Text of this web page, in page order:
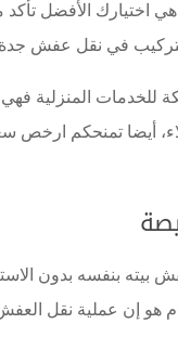
اختيارك الأفضل تأكد
في نقل عفش
للخدمات المنزلية
أيضا تمنحكم ارخص
بيته بنفسه بدون
هو إن عملية نقل